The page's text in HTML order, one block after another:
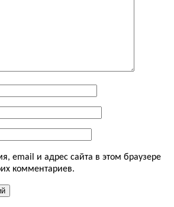
email и адрес сайта в этом браузере
комментариев.